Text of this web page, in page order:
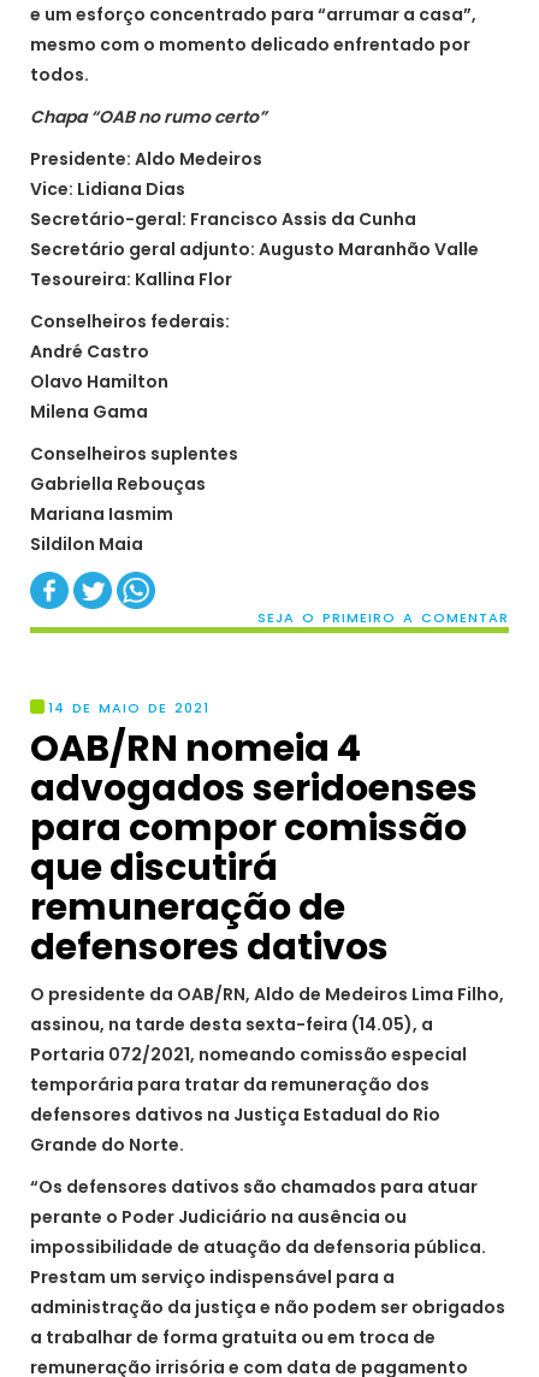
e um esforço concentrado para “arrumar a casa”,
mesmo com o momento delicado enfrentado por
todos.
Chapa “OAB no rumo certo”
Presidente: Aldo Medeiros
Vice: Lidiana Dias
Secretário-geral: Francisco Assis da Cunha
Secretário geral adjunto: Augusto Maranhão Valle
Tesoureira: Kallina Flor
Conselheiros federais:
André Castro
Olavo Hamilton
Milena Gama
Conselheiros suplentes
Gabriella Rebouças
Mariana Iasmim
Sildilon Maia
SEJA O PRIMEIRO A COMENTAR
14 DE MAIO DE 2021
OAB/RN nomeia 4
advogados seridoenses
para compor comissão
que discutirá
remuneração de
defensores dativos
O presidente da OAB/RN, Aldo de Medeiros Lima Filho,
assinou, na tarde desta sexta-feira (14.05), a
Portaria 072/2021, nomeando comissão especial
temporária para tratar da remuneração dos
defensores dativos na Justiça Estadual do Rio
Grande do Norte.
“Os defensores dativos são chamados para atuar
perante o Poder Judiciário na ausência ou
impossibilidade de atuação da defensoria pública.
Prestam um serviço indispensável para a
administração da justiça e não podem ser obrigados
a trabalhar de forma gratuita ou em troca de
remuneração irrisória e com data de pagamento